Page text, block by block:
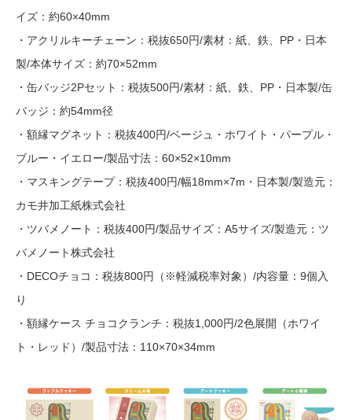
イズ：約60×40mm
・アクリルキーチェーン：税抜650円/素材：紙、鉄、PP・日本
製/本体サイズ：約70×52mm
・缶バッジ2Pセット：税抜500円/素材：紙、鉄、PP・日本製/缶
バッジ：約54mm径
・額縁マグネット：税抜400円/ベージュ・ホワイト・パープル・
ブルー・イエロー/製品寸法：60×52×10mm
・マスキングテープ：税抜400円/幅18mm×7m・日本製/製造元：
カモ井加工紙株式会社
・ツバメノート：税抜400円/製品サイズ：A5サイズ/製造元：ツ
バメノート株式会社
・DECOチョコ：税抜800円（※軽減税率対象）/内容量：9個入
り
・額縁ケース チョコクランチ：税抜1,000円/2色展開（ホワイ
ト・レッド）/製品寸法：110×70×34mm